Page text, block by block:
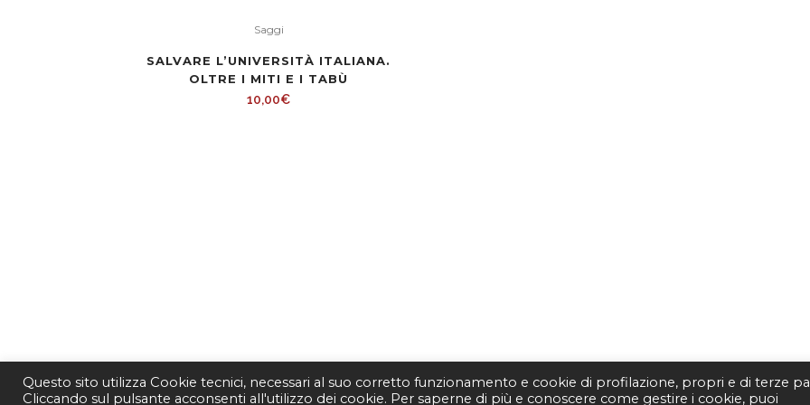
Saggi
SALVARE L’UNIVERSITÀ ITALIANA.
OLTRE I MITI E I TABÙ
10,00€
Questo sito utilizza Cookie tecnici, necessari al suo corretto funzionamento e cookie di profilazione, propri e di terze
Cliccando sul pulsante acconsenti all'utilizzo dei cookie. Per saperne di più e conoscere come gestire i cookie, puoi